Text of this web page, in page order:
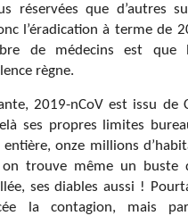
réservées que d’autres
l’éradication à terme de
de médecins est
règne.
2019-nCoV est issu de
ses propres limites
onze millions
trouve même un buste
ses diables aussi !
la contagion, mais